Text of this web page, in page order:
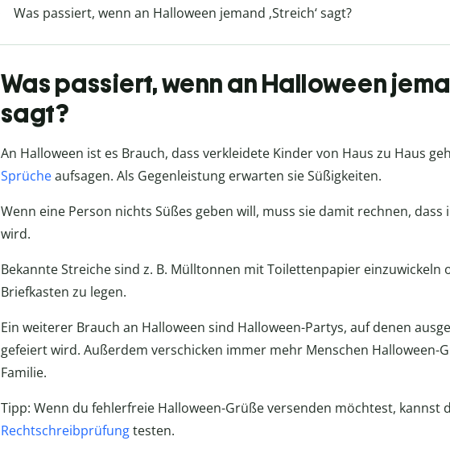
Was passiert, wenn an Halloween jemand ‚Streich‘ sagt?
Was passiert, wenn an Halloween
sagt?
An Halloween ist es Brauch, dass verkleidete Kinder von Haus zu Haus
Sprücheaufsagen. Als Gegenleistung erwarten sie Süßigkeiten.
Wenn eine Person nichts Süßes geben will, muss sie damit rechnen,
wird.
Bekannte Streiche sind z. B. Mülltonnen mit Toilettenpapier einzuwickeln
Briefkasten zu legen.
Ein weiterer Brauch an Halloween sind Halloween-Partys, auf denen
gefeiert wird. Außerdem verschicken immer mehr Menschen Halloween-
Familie.
Tipp: Wenn du fehlerfreie Halloween-Grüße versenden möchtest, kannst
Rechtschreibprüfungtesten.